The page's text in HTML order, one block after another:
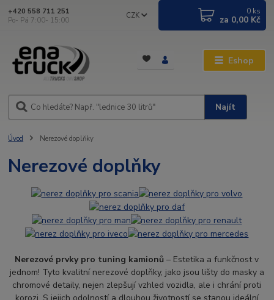
Eshop
CZK
Najít
+420 558 711 251
Po- Pá 7:00- 15:00
0 ks
za 0,00 Kč
Úvod Nerezové doplňky
Nerezové doplňky
Nerezové prvky pro tuning kamionů – Estetika a funkčnost v
jednom! Tyto kvalitní nerezové doplňky, jako jsou lišty do masky a
chromové detaily, nejen zlepšují vzhled vozidla, ale i chrání proti